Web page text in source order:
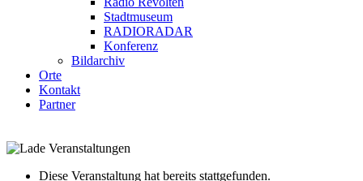
Stadtmuseum
RADIORADAR
Konferenz
Bildarchiv
Orte
Kontakt
Partner
Diese Veranstaltung hat bereits stattgefunden.